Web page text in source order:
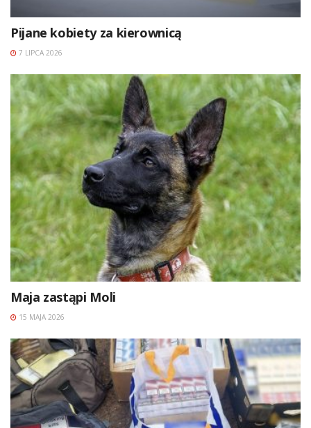
Pijane kobiety za kierownicą
7 LIPCA 2026
Maja zastąpi Moli
15 MAJA 2026